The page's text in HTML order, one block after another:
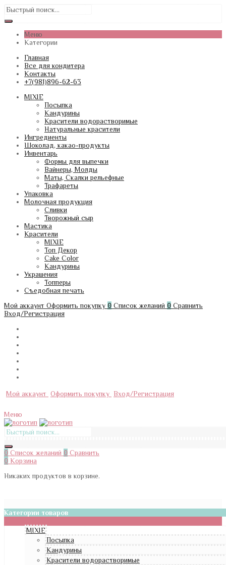
Меню
Категории
Главная
Все для кондитера
Контакты
+7(981)896-62-63
MIXIE
Посыпка
Кандурины
Красители водорастворимые
Натуральные красители
Ингредиенты
Шоколад, какао-продукты
Инвентарь
Формы для выпечки
Вайнеры, Молды
Маты, Скалки рельефные
Трафареты
Упаковка
Молочная продукция
Сливки
Творожный сыр
Мастика
Красители
MIXIE
Топ Декор
Cake Color
Кандурины
Украшения
Топперы
Съедобная печать
Мой аккаунт Оформить покупку 0 Список желаний 0 Сравнить
Вход/Регистрация
Мой аккаунт Оформить покупку Вход/Регистрация
Меню
0 Список желаний 0 Сравнить
0 Корзина
Никаких продуктов в корзине.
Категории товаров
MIXIE
Посыпка
Кандурины
Красители водорастворимые